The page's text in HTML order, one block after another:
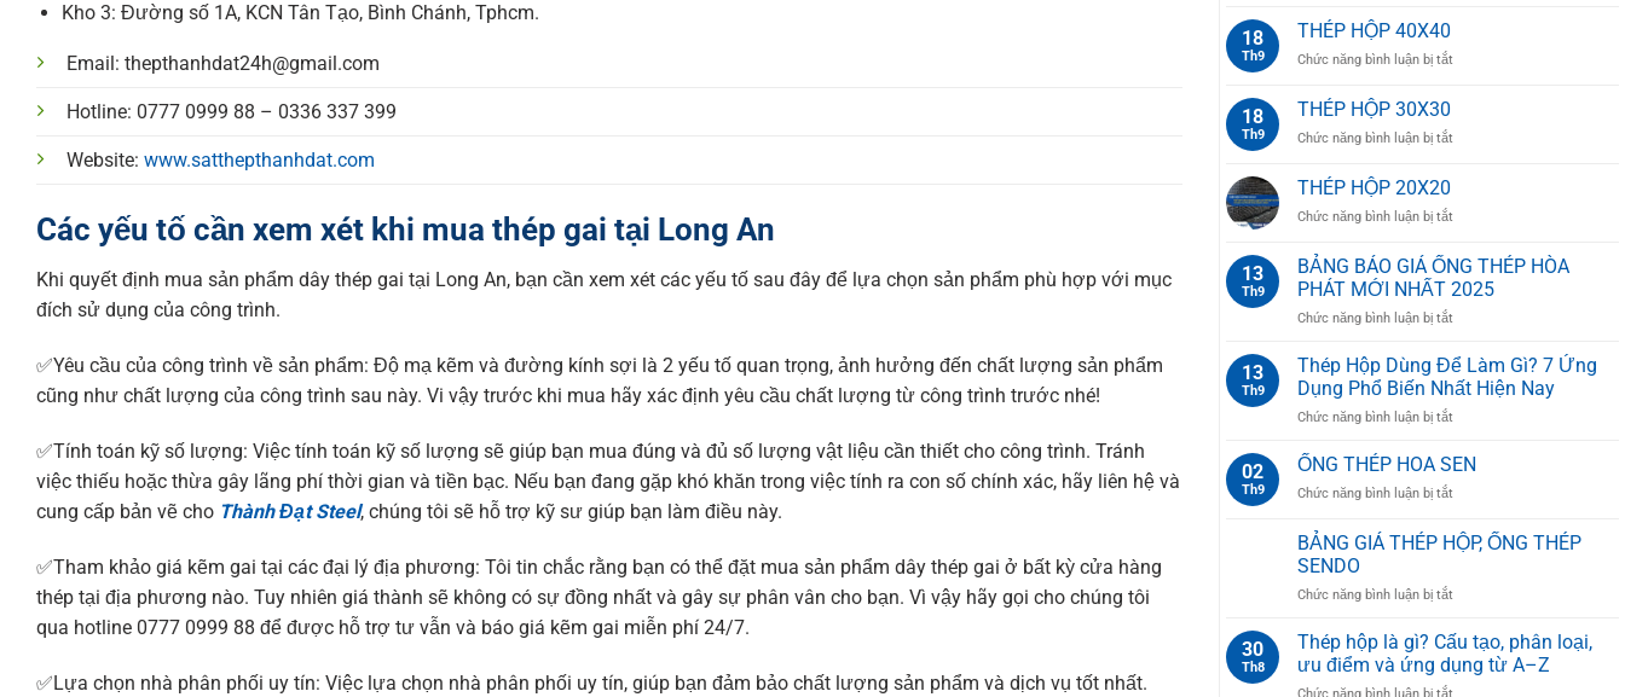
Kho 3: Đường số 1A, KCN Tân Tạo, Bình Chánh, Tphcm.
Email: thepthanhdat24h@gmail.com
Hotline: 0777 0999 88 – 0336 337 399
Website: www.satthepthanhdat.com
Các yếu tố cần xem xét khi mua thép gai tại Long An
Khi quyết định mua sản phẩm dây thép gai tại Long An, bạn cần xem xét các yếu tố sau đây để lựa chọn sản phẩm phù hợp với mục
đích sử dụng của công trình.
✅Yêu cầu của công trình về sản phẩm: Độ mạ kẽm và đường kính sợi là 2 yếu tố quan trọng, ảnh hưởng đến chất lượng sản phẩm
cũng như chất lượng của công trình sau này. Vi vậy trước khi mua hãy xác định yêu cầu chất lượng từ công trình trước nhé!
✅Tính toán kỹ số lượng: Việc tính toán kỹ số lượng sẽ giúp bạn mua đúng và đủ số lượng vật liệu cần thiết cho công trình. Tránh
việc thiếu hoặc thừa gây lãng phí thời gian và tiền bạc. Nếu bạn đang gặp khó khăn trong việc tính ra con số chính xác, hãy liên hệ và
cung cấp bản vẽ cho Thành Đạt Steel, chúng tôi sẽ hỗ trợ kỹ sư giúp bạn làm điều này.
✅Tham khảo giá kẽm gai tại các đại lý địa phương: Tôi tin chắc rằng bạn có thể đặt mua sản phẩm dây thép gai ở bất kỳ cửa hàng
thép tại địa phương nào. Tuy nhiên giá thành sẽ không có sự đồng nhất và gây sự phân vân cho bạn. Vì vậy hãy gọi cho chúng tôi
qua hotline 0777 0999 88 để được hỗ trợ tư vẫn và báo giá kẽm gai miễn phí 24/7.
✅Lựa chọn nhà phân phối uy tín: Việc lựa chọn nhà phân phối uy tín, giúp bạn đảm bảo chất lượng sản phẩm và dịch vụ tốt nhất.
18
Th9
THÉP HỘP 40X40
Chức năng bình luận bị tắt
18
Th9
THÉP HỘP 30X30
Chức năng bình luận bị tắt
THÉP HỘP 20X20
Chức năng bình luận bị tắt
HỘP
20X20
13
Th9
BẢNG BÁO GIÁ ỐNG THÉP HÒA
PHÁT MỚI NHẤT 2025
Chức năng bình luận bị tắt
BÁO
GIÁ
ỐNG
THÉP
PHÁT
NHẤT
13
Th9
Thép Hộp Dùng Để Làm Gì? 7 Ứng
Dụng Phổ Biến Nhất Hiện Nay
Chức năng bình luận bị tắt
Hộp
Để
Gì?
Dụng
Biến
Nhất
02
Th9
ỐNG THÉP HOA SEN
Chức năng bình luận bị tắt
THÉP
HOA
BẢNG GIÁ THÉP HỘP, ỐNG THÉP
SENDO
Chức năng bình luận bị tắt
GIÁ
THÉP
HỘP,
30
Th8
Thép hộp là gì? Cấu tạo, phân loại,
ưu điểm và ứng dụng từ A–Z